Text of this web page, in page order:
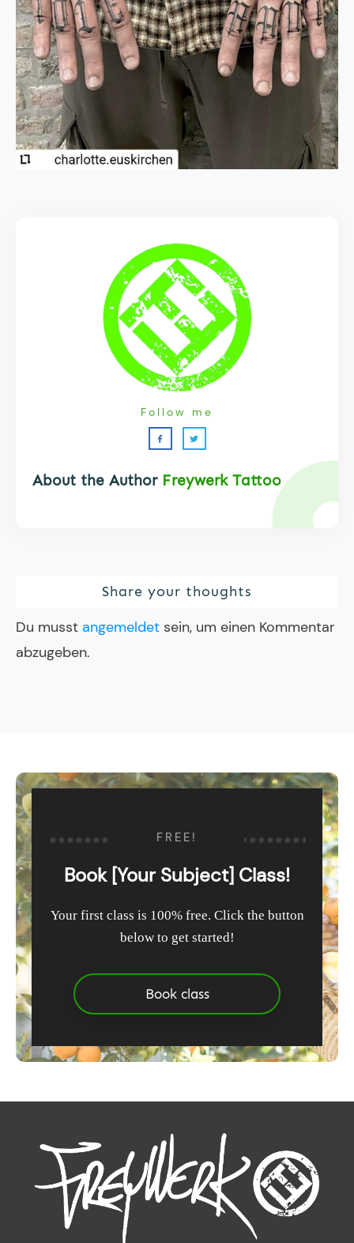
About the Author Freywerk Tattoo
Follow me
Share your thoughts
Du musst angemeldet sein, um einen Kommentar
abzugeben.
FREE!
Book [Your Subject] Class!
Your first class is 100% free. Click the button
below to get started!
Book class